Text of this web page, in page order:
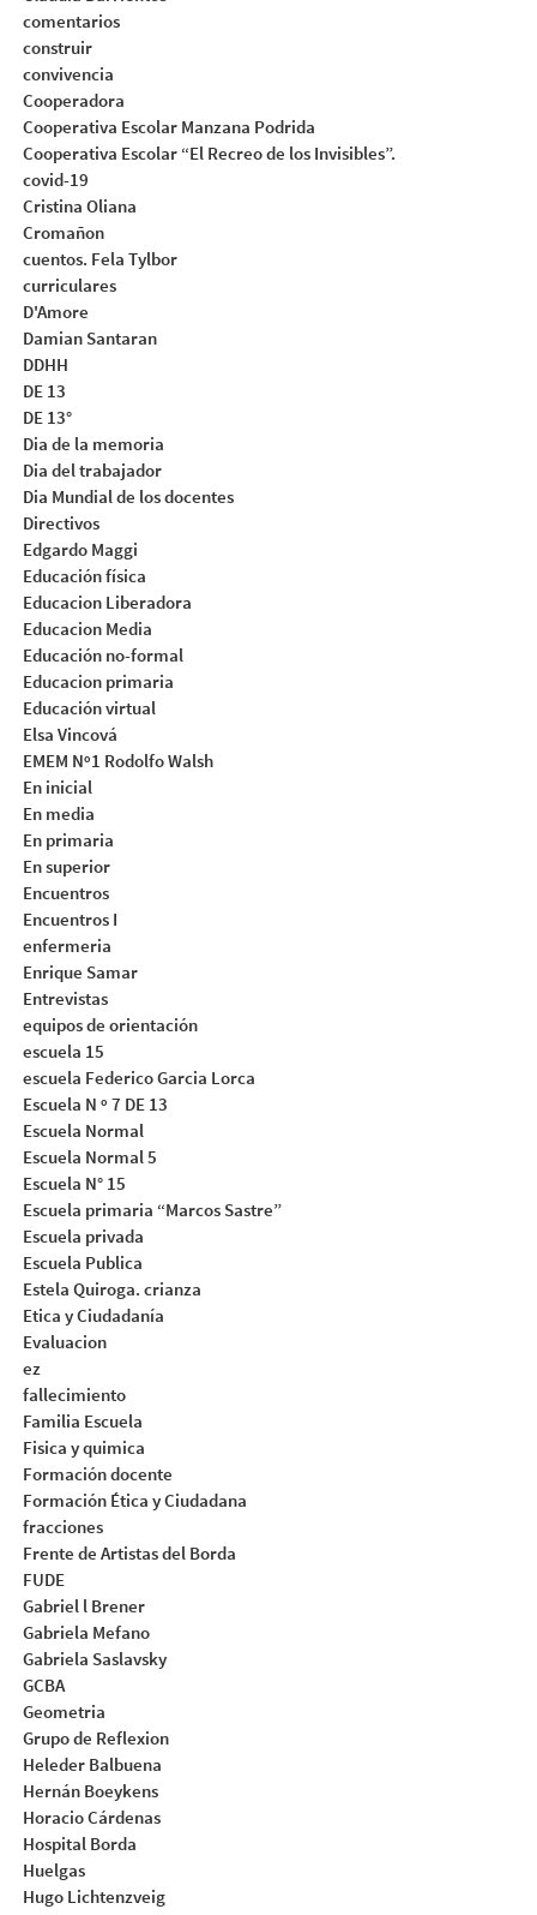
comentarios
construir
convivencia
Cooperadora
Cooperativa Escolar Manzana Podrida
Cooperativa Escolar “El Recreo de los Invisibles”.
covid-19
Cristina Oliana
Cromañon
cuentos. Fela Tylbor
curriculares
D'Amore
Damian Santaran
DDHH
DE 13
DE 13°
Dia de la memoria
Dia del trabajador
Dia Mundial de los docentes
Directivos
Edgardo Maggi
Educación física
Educacion Liberadora
Educacion Media
Educación no-formal
Educacion primaria
Educación virtual
Elsa Vincová
EMEM Nº1 Rodolfo Walsh
En inicial
En media
En primaria
En superior
Encuentros
Encuentros I
enfermeria
Enrique Samar
Entrevistas
equipos de orientación
escuela 15
escuela Federico Garcia Lorca
Escuela N º 7 DE 13
Escuela Normal
Escuela Normal 5
Escuela N° 15
Escuela primaria “Marcos Sastre”
Escuela privada
Escuela Publica
Estela Quiroga. crianza
Etica y Ciudadanía
Evaluacion
ez
fallecimiento
Familia Escuela
Fisica y quimica
Formación docente
Formación Ética y Ciudadana
fracciones
Frente de Artistas del Borda
FUDE
Gabriel l Brener
Gabriela Mefano
Gabriela Saslavsky
GCBA
Geometria
Grupo de Reflexion
Heleder Balbuena
Hernán Boeykens
Horacio Cárdenas
Hospital Borda
Huelgas
Hugo Lichtenzveig